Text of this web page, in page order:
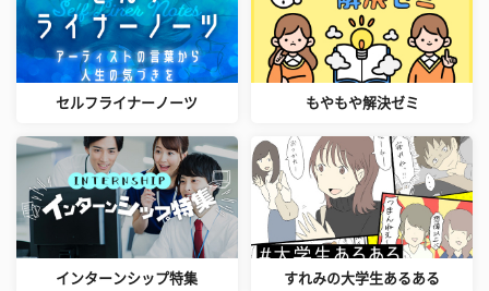
セルフライナーノーツ もやもや解決ゼミ
インターンシップ特集 すれみの大学生あるある